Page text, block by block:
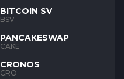
BITCOIN SV
BSV
PANCAKESWAP
CAKE
CRONOS
CRO